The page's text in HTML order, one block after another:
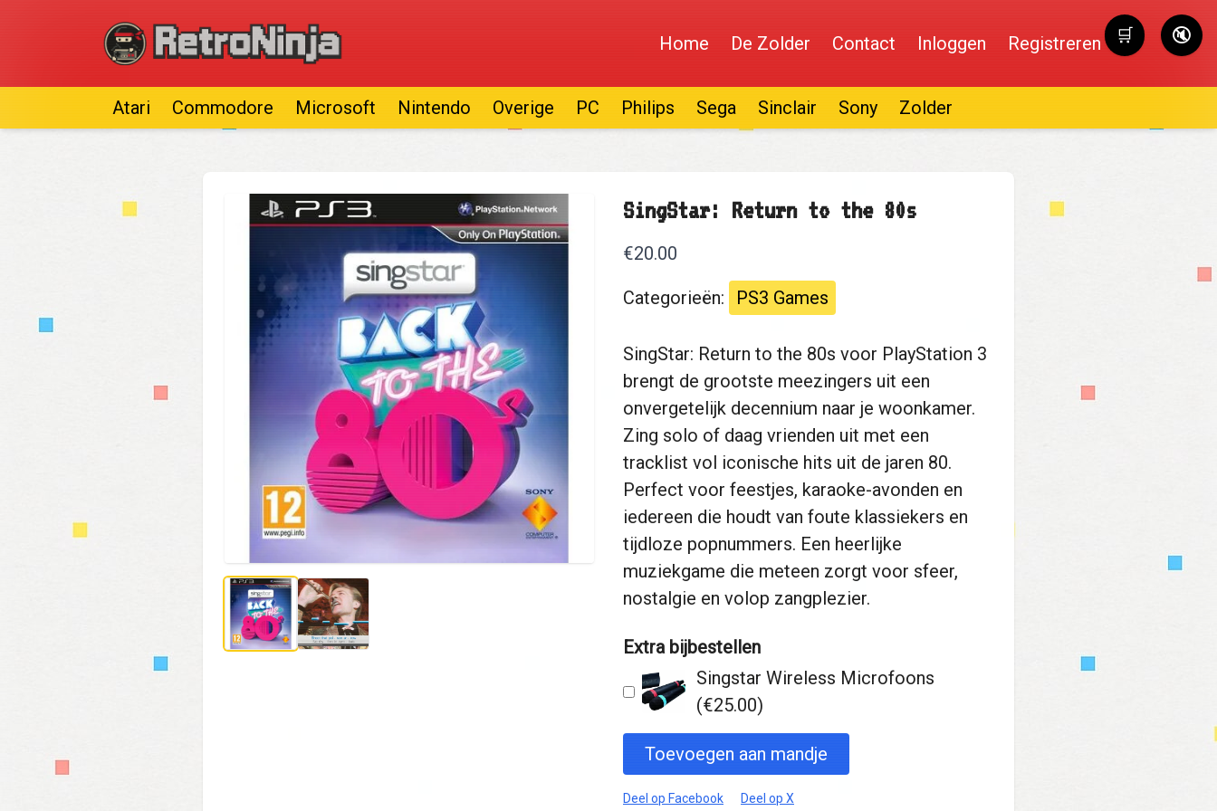
Home De Zolder Contact Inloggen Registreren
Atari Commodore Microsoft Nintendo Overige PC Philips Sega Sinclair Sony Zolder
🔇
🛒
SingStar: Return to the 80s
€20.00
Categorieën: PS3 Games
SingStar: Return to the 80s voor PlayStation 3
brengt de grootste meezingers uit een
onvergetelijk decennium naar je woonkamer.
Zing solo of daag vrienden uit met een
tracklist vol iconische hits uit de jaren 80.
Perfect voor feestjes, karaoke-avonden en
iedereen die houdt van foute klassiekers en
tijdloze popnummers. Een heerlijke
muziekgame die meteen zorgt voor sfeer,
nostalgie en volop zangplezier.
Extra bijbestellen
Singstar Wireless Microfoons
(€25.00)
Toevoegen aan mandje
Deel op Facebook Deel op X